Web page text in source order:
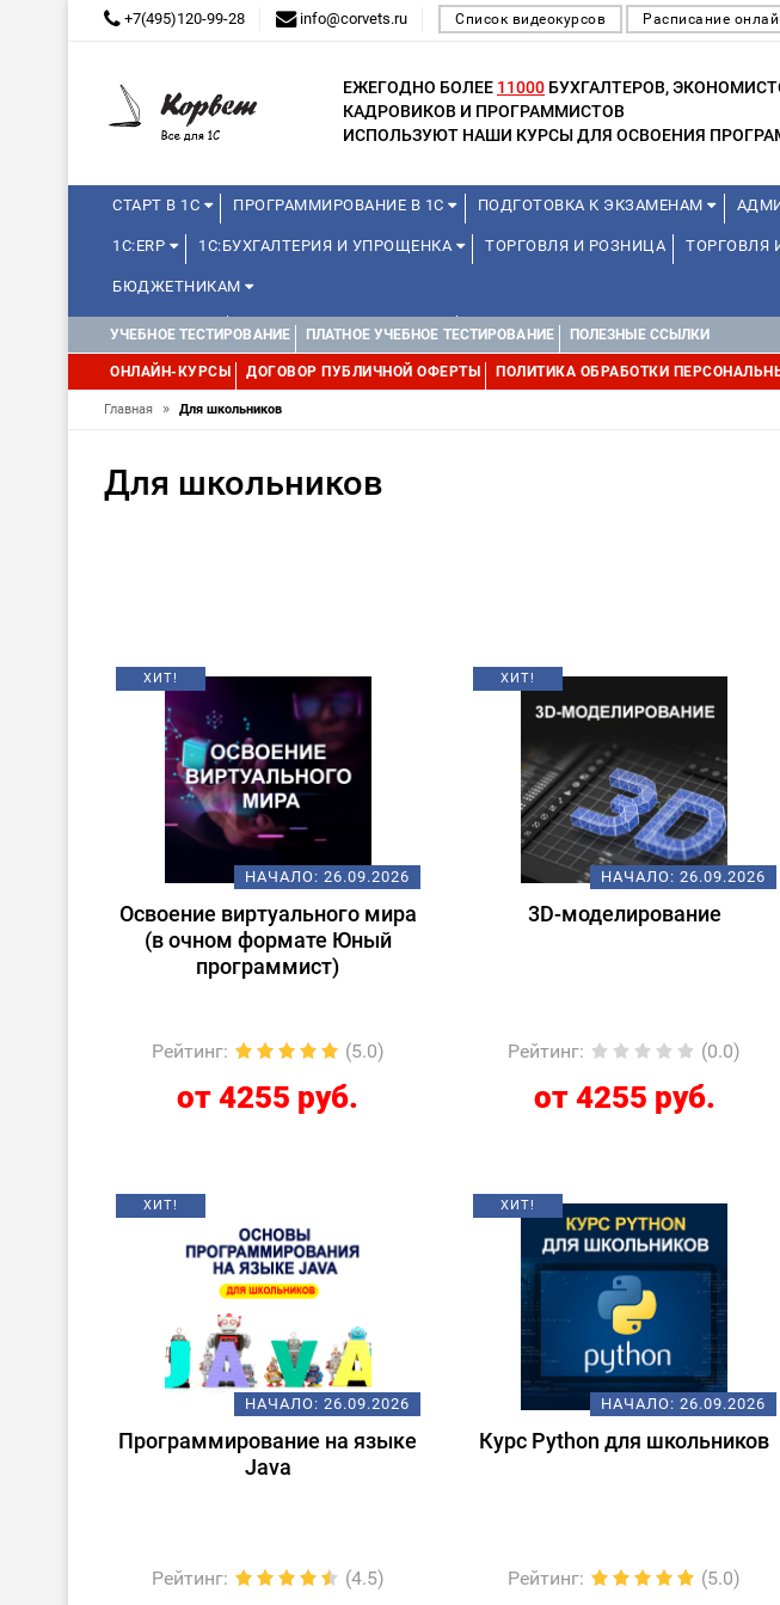
+7(495)120-99-28 info@corvets.ru Список видеокурсов Расписание
ЕЖЕГОДНО БОЛЕЕ 11000 БУХГАЛТЕРОВ,
КАДРОВИКОВ И ПРОГРАММИСТОВ
ИСПОЛЬЗУЮТ НАШИ КУРСЫ ДЛЯ ОСВОЕНИЯ
СТАРТ В 1С ПРОГРАММИРОВАНИЕ В 1С ПОДГОТОВКА К ЭКЗАМЕНАМ
1С:ERP 1С:БУХГАЛТЕРИЯ И УПРОЩЕНКА ТОРГОВЛЯ И РОЗНИЦА ТОРГОВЛЯ
БЮДЖЕТНИКАМ
МИНИ-КУРСЫ КУРСЫ ДЛЯ ШКОЛЬНИКОВ КУРСЫ ДЛЯ ПРЕПОДАВАТЕЛЕЙ
УПРАВЛЕНИЕ ПРОЕКТАМИ УПРАВЛЕНЦАМ МИНИ-КУРСЫ (ПРОФЕССИОНАЛЬНЫЕ
УЧЕБНОЕ ТЕСТИРОВАНИЕ ПЛАТНОЕ УЧЕБНОЕ ТЕСТИРОВАНИЕ ПОЛЕЗНЫЕ ССЫЛКИ
ОНЛАЙН-КУРСЫ ДОГОВОР ПУБЛИЧНОЙ ОФЕРТЫ ПОЛИТИКА ОБРАБОТКИ
Главная » Для школьников
Для школьников
ХИТ!
НАЧАЛО: 26.09.2026
Освоение виртуального мира
(в очном формате Юный
программист)
Рейтинг: (5.0)
от 4255 руб.
ХИТ!
НАЧАЛО: 26.09.2026
3D-моделирование
Рейтинг: (0.0)
от 4255 руб.
ХИТ!
НАЧАЛО: 26.09.2026
Программирование на языке
Java
Рейтинг: (4.5)
ХИТ!
НАЧАЛО: 26.09.2026
Курс Python для школьников
Рейтинг: (5.0)